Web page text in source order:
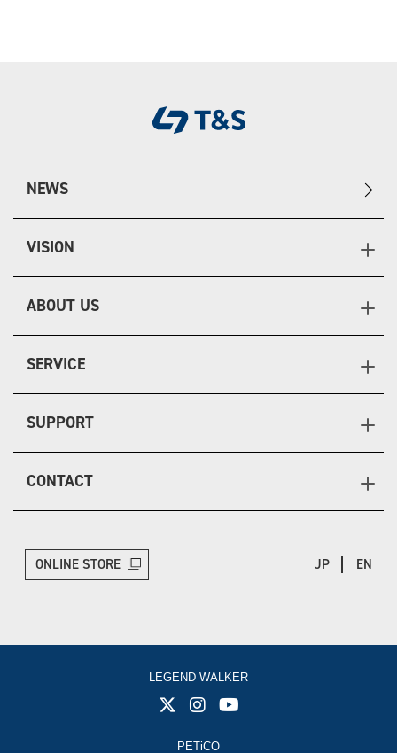
NEWS
VISION
ABOUT US
SERVICE
SUPPORT
CONTACT
ONLINE STORE JP EN
LEGEND WALKER
PETiCO